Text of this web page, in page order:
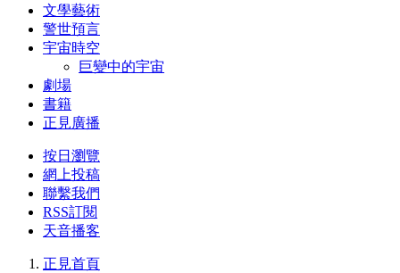
文學藝術
警世預言
宇宙時空
巨變中的宇宙
劇場
書籍
正見廣播
按日瀏覽
網上投稿
聯繫我們
RSS訂閱
天音播客
正見首頁